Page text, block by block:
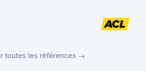
toutes les références →